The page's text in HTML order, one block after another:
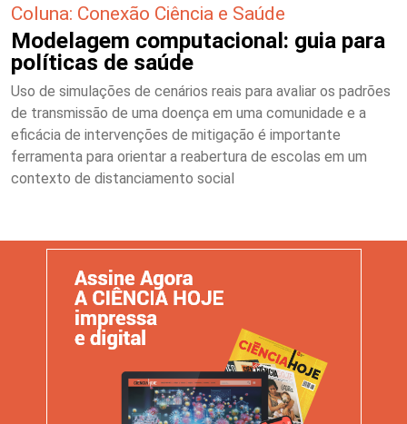
Coluna: Conexão Ciência e Saúde
Modelagem computacional: guia para
políticas de saúde
Uso de simulações de cenários reais para avaliar os padrões
de transmissão de uma doença em uma comunidade e a
eficácia de intervenções de mitigação é importante
ferramenta para orientar a reabertura de escolas em um
contexto de distanciamento social